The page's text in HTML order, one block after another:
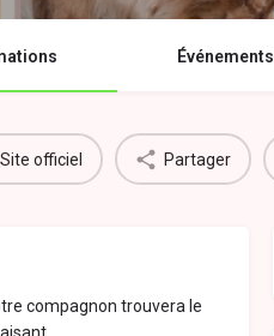
Événements
Site officiel Partager
compagnon trouvera le